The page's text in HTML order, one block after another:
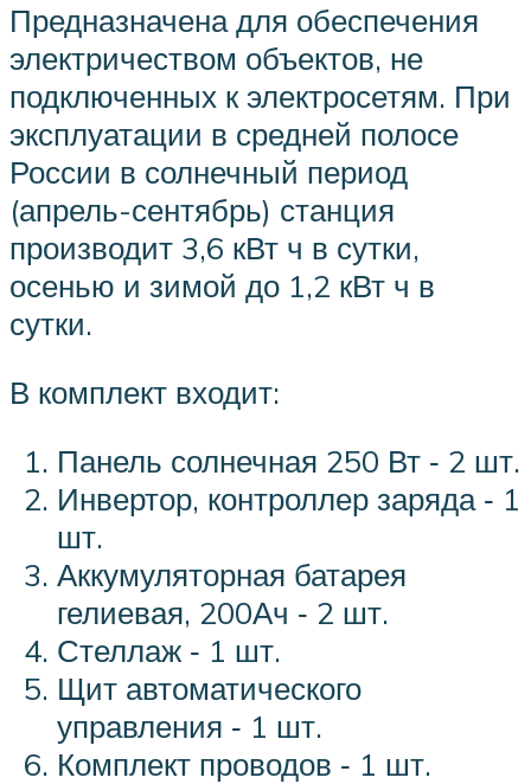
Предназначена для обеспечения
электричеством объектов, не
подключенных к электросетям. При
эксплуатации в средней полосе
России в солнечный период
(апрель-сентябрь) станция
производит 3,6 кВт ч в сутки,
осенью и зимой до 1,2 кВт ч в
сутки.
В комплект входит:
Панель солнечная 250 Вт ‑ 2 шт.
Инвертор, контроллер заряда ‑ 1
шт.
Аккумуляторная батарея
гелиевая, 200Ач ‑ 2 шт.
Стеллаж ‑ 1 шт.
Щит автоматического
управления ‑ 1 шт.
Комплект проводов ‑ 1 шт.